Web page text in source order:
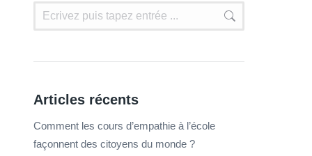
Articles récents
Comment les cours d’empathie à l’école
façonnent des citoyens du monde ?